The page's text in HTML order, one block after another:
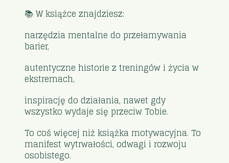
📚 W książce znajdziesz:
narzędzia mentalne do przełamywania
barier,
autentyczne historie z treningów i życia w
ekstremach,
inspirację do działania, nawet gdy
wszystko wydaje się przeciw Tobie.
To coś więcej niż książka motywacyjna. To
manifest wytrwałości, odwagi i rozwoju
osobistego.